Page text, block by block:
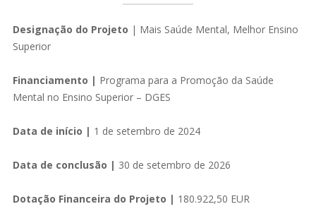
Designação do Projeto | Mais Saúde Mental, Melhor Ensino
Superior
Financiamento | Programa para a Promoção da Saúde
Mental no Ensino Superior – DGES
Data de início | 1 de setembro de 2024
Data de conclusão | 30 de setembro de 2026
Dotação Financeira do Projeto | 180.922,50 EUR